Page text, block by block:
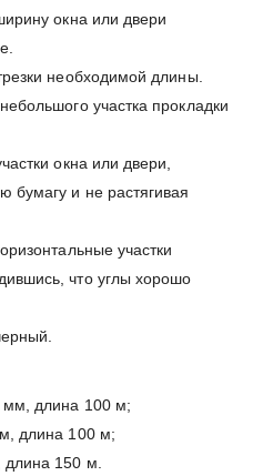
окна или двери
необходимой длины.
участка прокладки
окна или двери,
бумагу и не растягивая
участки
что углы хорошо
длина 100 м;
длина 100 м;
150 м.